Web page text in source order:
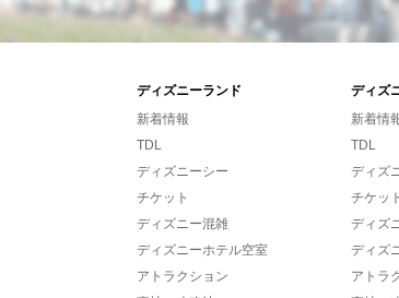
ディズニーランド ディズ
新着情報
TDL
ディズニーシー
チケット
ディズニー混雑
ディズニーホテル空室
アトラクション
新着情
TDL
ディズ
チケット
ディズ
ディズ
アトラ